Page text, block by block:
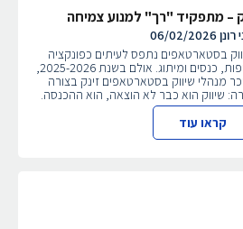
– מתפקיד "רך" למנוע צמיחה
רונן 06/02/2026
בסטארטאפים נתפס לעיתים כפונקציה
תומכת - אחראי על מצגות יפות, כנסים ומיתוג. אולם בשנת 2025-2026,
מנהלי שיווק בסטארטאפים זינק בצורה
שיווק הוא כבר לא הוצאה, הוא ההכנסה.
קראו עוד